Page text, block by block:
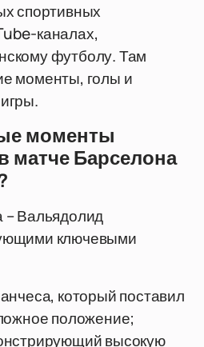
спортивных
каналах,
футболу. Там
моменты, голы и
моменты
матче Барселона
– Вальядолид
ключевыми
который поставил
положение;
высокую